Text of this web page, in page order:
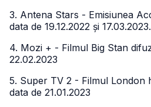
3. Antena Stars - Emisiunea
data de 19.12.2022 și 17.03.2023.
4. Mozi + - Filmul Big Stan
22.02.2023
5. Super TV 2 - Filmul London
data de 21.01.2023